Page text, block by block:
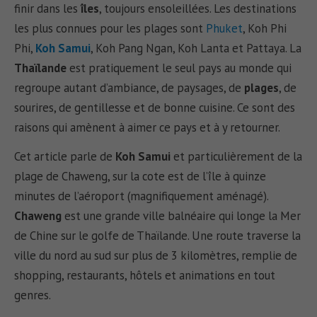
finir dans lesîles, toujours ensoleillées. Les destinations
les plus connues pour les plages sont Phuket, Koh Phi
Phi, Koh Samui, Koh Pang Ngan, Koh Lanta et Pattaya. La
Thaïlande est pratiquement le seul pays au monde qui
regroupe autant d’ambiance, de paysages, de plages, de
sourires, de gentillesse et de bonne cuisine. Ce sont des
raisons qui amènent à aimer ce pays et à y retourner.
Cet article parle de Koh Samui et particulièrement de la
plage de Chaweng, sur la cote est de l’île à quinze
minutes de l’aéroport (magnifiquement aménagé).
Chaweng est une grande ville balnéaire qui longe la Mer
de Chine sur le golfe de Thaïlande. Une route traverse la
ville du nord au sud sur plus de 3 kilomètres, remplie de
shopping, restaurants, hôtels et animations en tout
genres.